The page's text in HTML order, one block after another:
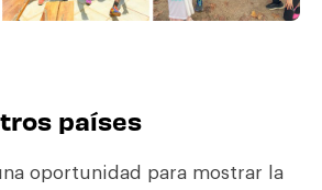
países
oportunidad para mostrar la